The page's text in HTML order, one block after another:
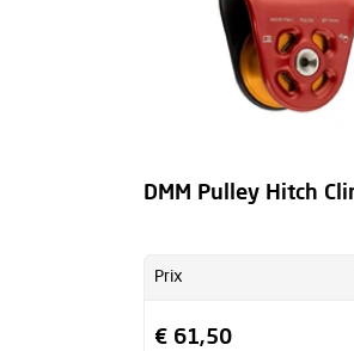
DMM Pulley Hitch
Prix
€ 61,50